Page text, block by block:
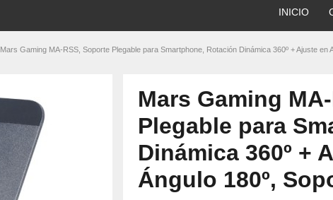
INICIO
Mars Gaming MA-RSS, Soporte Plegable para Smartphone, Rotación Dinámica 360º + Ajuste en
Mars Gaming
Plegable para
Dinámica 360º +
Ángulo 180º,